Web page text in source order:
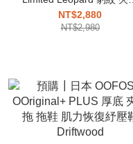
拖 拖鞋
NT$2,880
NT$2,980